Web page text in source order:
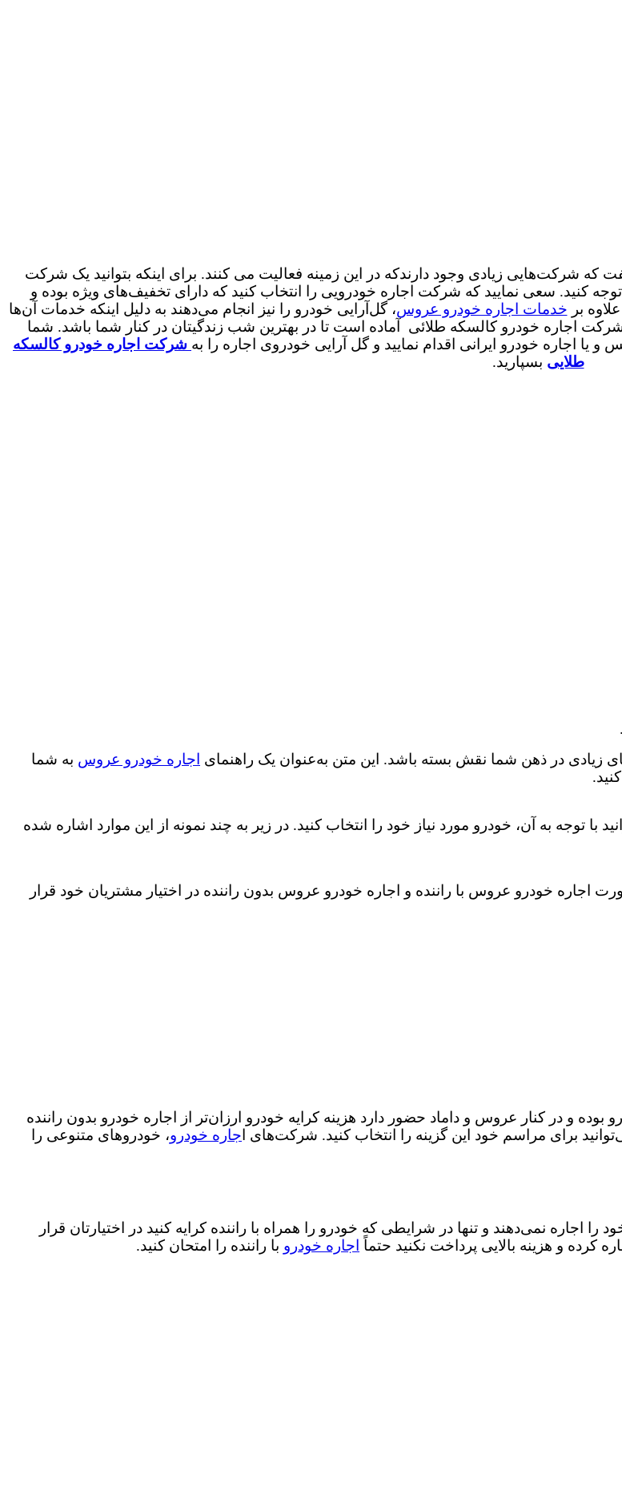
که شرکت‌هایی زیادی وجود دارندکه در این زمینه فعالیت می کنند. برای اینکه بتوانید یک شرکت
کنید. سعی نمایید که شرکت‌ اجاره خودرویی را انتخاب کنید که دارای تخفیف‌های ویژه بوده و
بر خدمات اجاره خودرو عروس، گل‌آرایی خودرو را نیز انجام می‌دهند به دلیل اینکه خدمات آن‌ها
اجاره خودرو کالسکه طلائی آماده است تا در بهترین شب زندگیتان در کنار شما باشد. شما
یا اجاره خودرو ایرانی اقدام نمایید و گل آرایی خودروی اجاره را به شرکت اجاره خودرو کالسکه
طلایی بسپارید.
زیادی در ذهن شما نقش بسته باشد. این متن به‌عنوان یک راهنمای اجاره خودرو عروس به شما
توجه به آن، خودرو مورد نیاز خود را انتخاب کنید. در زیر به چند نمونه از این موارد اشاره‌ شده
خودرو عروس با راننده و اجاره خودرو عروس بدون راننده در اختیار مشتریان خود قرار
و در کنار عروس و داماد حضور دارد هزینه کرایه خودرو ارزان‌تر از اجاره خودرو بدون راننده
برای مراسم خود این گزینه را انتخاب کنید. شرکت‌های ا جاره خودرو، خودروهای متنوعی را
نمی‌دهند و تنها در شرایطی که خودرو را همراه با راننده کرایه کنید در اختیارتان قرار
و هزینه بالایی پرداخت نکنید حتماً اجاره خودرو با راننده را امتحان کنید.